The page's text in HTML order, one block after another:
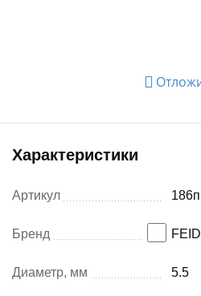
Характеристики
Артикул 186п
Бренд
Диаметр, мм 5.5